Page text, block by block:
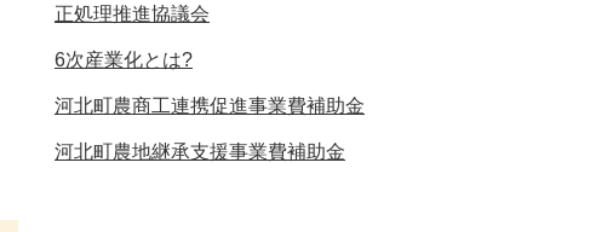
正処理推進協議会
6次産業化とは?
河北町農商工連携促進事業費補助金
河北町農地継承支援事業費補助金